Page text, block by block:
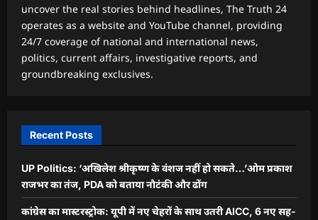
uncover the real stories behind headlines, The Truth 24
operates as a website and YouTube channel, providing
24/7 coverage of national and international news,
politics, current affairs, investigative reports, and
groundbreaking exclusives.
Recent Posts
UP Politics: ‘अखिलेश श्रीकृष्ण के वंशज नहीं हो सकते…’ओम प्रकाश
राजभर का तंज, PDA को बताया नौटंकी और ढोंग
कांग्रेस का मास्टरस्ट्रोक: यूपी में नए चेहरों के साथ उतरी AICC, 6 नए सह-